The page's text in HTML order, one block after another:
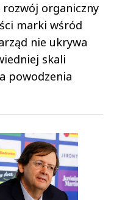
organiczny
marki wśród
nie ukrywa
skali
powodzenia